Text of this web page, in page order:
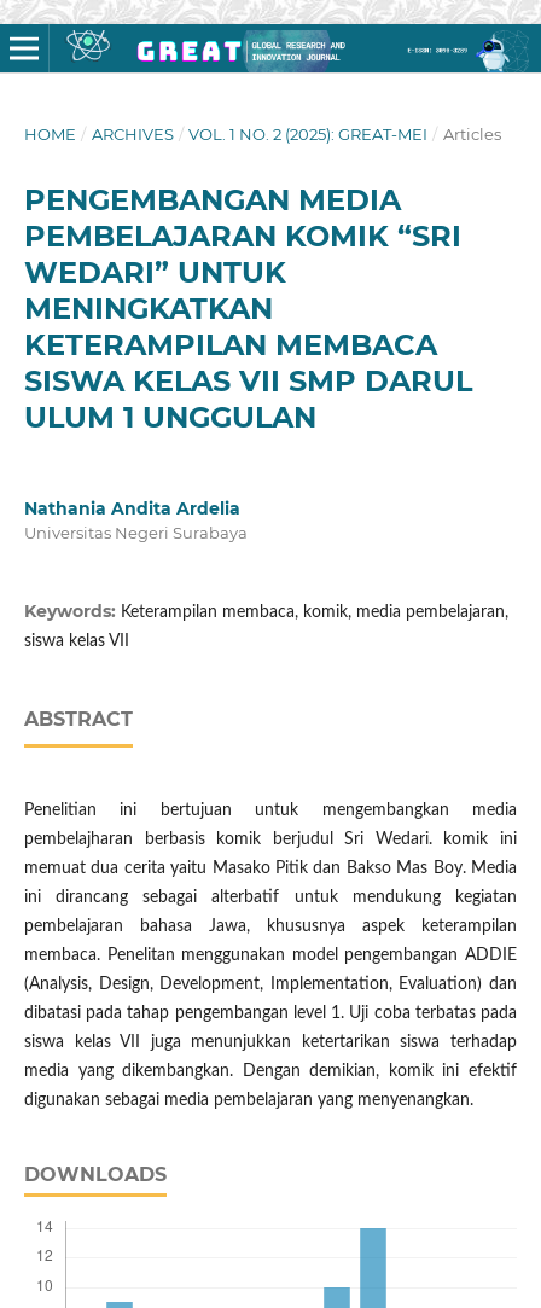
HOME / ARCHIVES / VOL. 1 NO. 2 (2025): GREAT-MEI / Articles
PENGEMBANGAN MEDIA
PEMBELAJARAN KOMIK “SRI
WEDARI” UNTUK
MENINGKATKAN
KETERAMPILAN MEMBACA
SISWA KELAS VII SMP DARUL
ULUM 1 UNGGULAN
Nathania Andita Ardelia
Universitas Negeri Surabaya
Keywords: Keterampilan membaca, komik, media pembelajaran,
siswa kelas VII
ABSTRACT
Penelitian ini bertujuan untuk mengembangkan media
pembelajharan berbasis komik berjudul Sri Wedari. komik ini
memuat dua cerita yaitu Masako Pitik dan Bakso Mas Boy. Media
ini dirancang sebagai alterbatif untuk mendukung kegiatan
pembelajaran bahasa Jawa, khususnya aspek keterampilan
membaca. Penelitan menggunakan model pengembangan ADDIE
(Analysis, Design, Development, Implementation, Evaluation) dan
dibatasi pada tahap pengembangan level 1. Uji coba terbatas pada
siswa kelas VII juga menunjukkan ketertarikan siswa terhadap
media yang dikembangkan. Dengan demikian, komik ini efektif
digunakan sebagai media pembelajaran yang menyenangkan.
DOWNLOADS